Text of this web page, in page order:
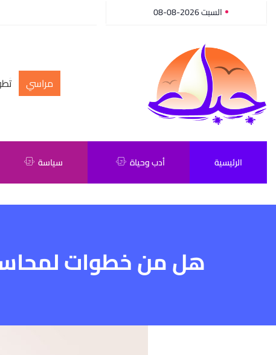
السبت 2026-08-08
مراسي
الرئيسية أدب وحياة سياسة
هل من خطوات